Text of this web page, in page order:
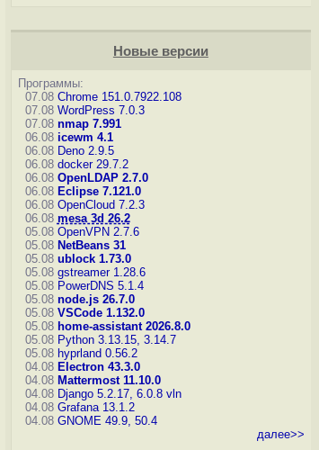
Новые версии
Программы:
07.08 Chrome 151.0.7922.108
07.08 WordPress 7.0.3
07.08 nmap 7.991
06.08 icewm 4.1
06.08 Deno 2.9.5
06.08 docker 29.7.2
06.08 OpenLDAP 2.7.0
06.08 Eclipse 7.121.0
06.08 OpenCloud 7.2.3
06.08 mesa 3d 26.2
05.08 OpenVPN 2.7.6
05.08 NetBeans 31
05.08 ublock 1.73.0
05.08 gstreamer 1.28.6
05.08 PowerDNS 5.1.4
05.08 node.js 26.7.0
05.08 VSCode 1.132.0
05.08 home-assistant 2026.8.0
05.08 Python 3.13.15, 3.14.7
05.08 hyprland 0.56.2
04.08 Electron 43.3.0
04.08 Mattermost 11.10.0
04.08 Django 5.2.17, 6.0.8 vln
04.08 Grafana 13.1.2
04.08 GNOME 49.9, 50.4
далее>>